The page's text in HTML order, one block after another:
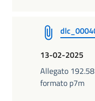
13-02-2025
Allegato
formato p7m